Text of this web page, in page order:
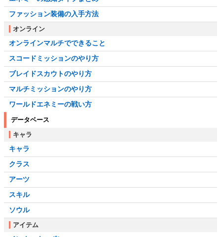
ファッション装備の入手方法
オンライン
オンラインマルチでできること
スコードミッションのやり方
ブレイドスカウトのやり方
マルチミッションのやり方
ワールドエネミーの戦い方
データベース
キャラ
キャラ
クラス
アーツ
スキル
ソウル
アイテム